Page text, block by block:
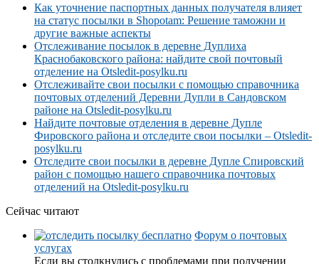
Как уточнение паспортных данных получателя влияет
на статус посылки в Shopotam: Решение таможни и
другие важные аспекты
Отслеживание посылок в деревне Дуплиха
Краснобаковского района: найдите свой почтовый
отделение на Otsledit-posylku.ru
Отслеживайте свои посылки с помощью справочника
почтовых отделений Деревни Дупли в Сандовском
районе на Otsledit-posylku.ru
Найдите почтовые отделения в деревне Дупле
Фировского района и отследите свои посылки – Otsledit-
posylku.ru
Отследите свои посылки в деревне Дупле Спировский
район с помощью нашего справочника почтовых
отделений на Otsledit-posylku.ru
Сейчас читают
Форум о почтовых
услугах
Если вы столкнулись с проблемами при получении